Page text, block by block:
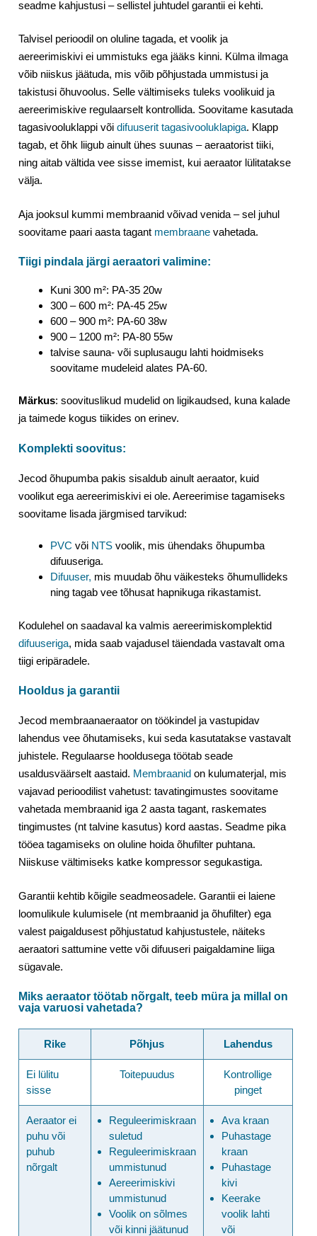
seadme kahjustusi – sellistel juhtudel garantii ei kehti.
Talvisel perioodil on oluline tagada, et voolik ja
aereerimiskivi ei ummistuks ega jääks kinni. Külma ilmaga
võib niiskus jäätuda, mis võib põhjustada ummistusi ja
takistusi õhuvoolus. Selle vältimiseks tuleks voolikuid ja
aereerimiskive regulaarselt kontrollida. Soovitame kasutada
tagasivooluklappi või difuuserit tagasivooluklapiga. Klapp
tagab, et õhk liigub ainult ühes suunas – aeraatorist tiiki,
ning aitab vältida vee sisse imemist, kui aeraator lülitatakse
välja.
Aja jooksul kummi membraanid võivad venida – sel juhul
soovitame paari aasta tagant membraanevahetada.
Tiigi pindala järgi aeraatori valimine:
Kuni 300 m²: PA-35 20w
300 – 600 m²: PA-45 25w
600 – 900 m²: PA-60 38w
900 – 1200 m²: PA-80 55w
talvise sauna- või suplusaugu lahti hoidmiseks
soovitame mudeleid alates PA-60.
Märkus: soovituslikud mudelid on ligikaudsed, kuna kalade
ja taimede kogus tiikides on erinev.
Komplekti soovitus:
Jecod õhupumba pakis sisaldub ainult aeraator, kuid
voolikut ega aereerimiskivi ei ole. Aereerimise tagamiseks
soovitame lisada järgmised tarvikud:
PVC või NTSvoolik, mis ühendaks õhupumba
difuuseriga.
Difuuser, mis muudab õhu väikesteks õhumullideks
ning tagab vee tõhusat hapnikuga rikastamist.
Kodulehel on saadaval ka valmis aereerimiskomplektid
difuuseriga, mida saab vajadusel täiendada vastavalt oma
tiigi eripäradele.
Hooldus ja garantii
Jecod membraanaeraator on töökindel ja vastupidav
lahendus vee õhutamiseks, kui seda kasutatakse vastavalt
juhistele. Regulaarse hooldusega töötab seade
usaldusväärselt aastaid. Membraanidon kulumaterjal, mis
vajavad perioodilist vahetust: tavatingimustes soovitame
vahetada membraanid iga 2 aasta tagant, raskemates
tingimustes (nt talvine kasutus) kord aastas. Seadme pika
tööea tagamiseks on oluline hoida õhufilter puhtana.
Niiskuse vältimiseks katke kompressor segukastiga.
Garantii kehtib kõigile seadmeosadele. Garantii ei laiene
loomulikule kulumisele (nt membraanid ja õhufilter) ega
valest paigaldusest põhjustatud kahjustustele, näiteks
aeraatori sattumine vette või difuuseri paigaldamine liiga
sügavale.
Miks aeraator töötab nõrgalt, teeb müra ja millal on
vaja varuosi vahetada?
Rike Põhjus Lahendus
Ei lülitu
sisse
Toitepuudus
Kontrollige
pinget
Aeraator ei
puhu või
puhub
nõrgalt
Reguleerimiskraan
suletud
Reguleerimiskraan
ummistunud
Aereerimiskivi
ummistunud
Voolik on sõlmes
või kinni jäätunud
Ava kraan
Puhastage
kraan
Puhastage
kivi
Keerake
voolik lahti
või